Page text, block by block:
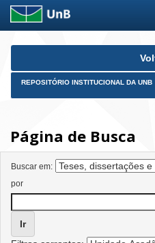
Skip
REPOSITÓRIO INSTITUCIONAL DA UNB
Página de Busca
Buscar em:
por